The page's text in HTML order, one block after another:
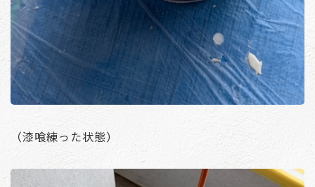
（漆喰練った状態）